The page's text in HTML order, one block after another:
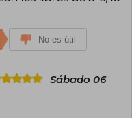
No es útil
Sábado 06